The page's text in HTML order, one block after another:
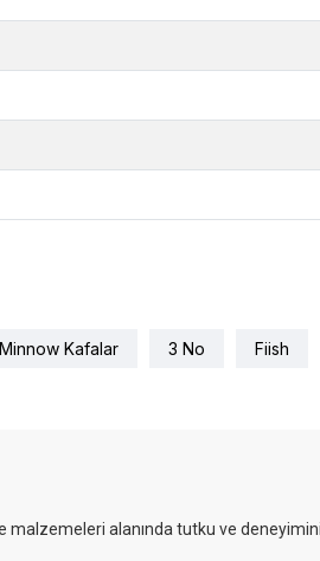
Kafalar 3 No Fiish
malzemeleri alanında tutku ve